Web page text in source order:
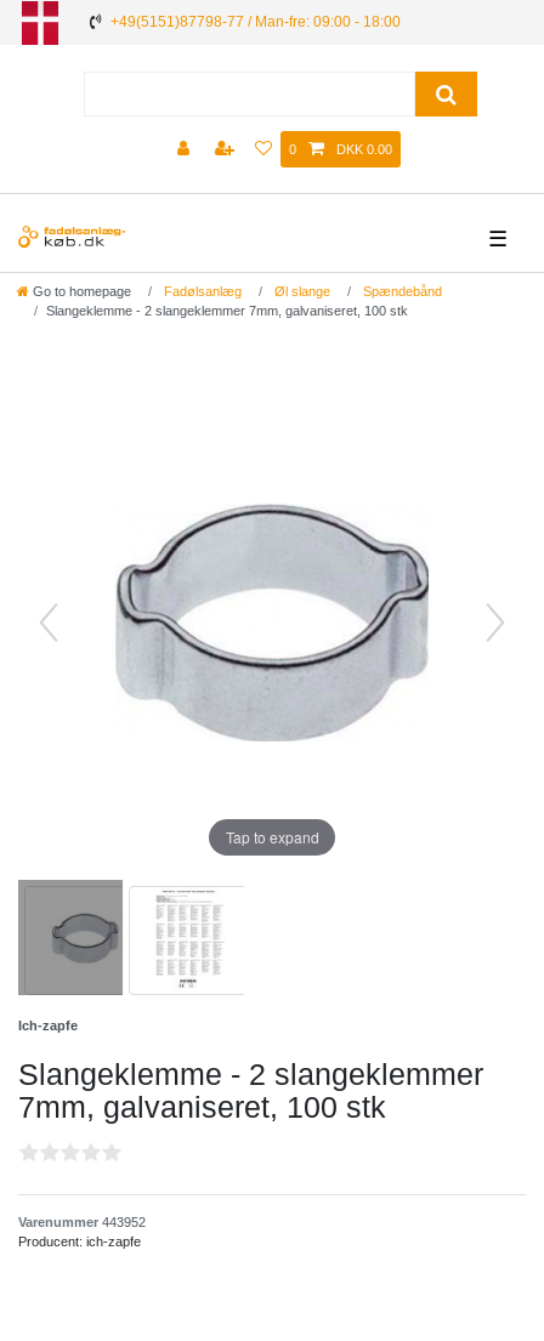
+49(5151)87798-77 / Man-fre: 09:00 - 18:00
0 DKK 0.00
☰
Go to homepage Fadølsanlæg Øl slange
Spændebånd
Slangeklemme - 2 slangeklemmer 7mm, galvaniseret, 100 stk
Tap to expand
Ich-zapfe
Slangeklemme - 2 slangeklemmer
7mm, galvaniseret, 100 stk
Varenummer 443952
Producent: ich-zapfe